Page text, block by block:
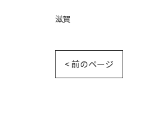
滋賀
< 前のページ